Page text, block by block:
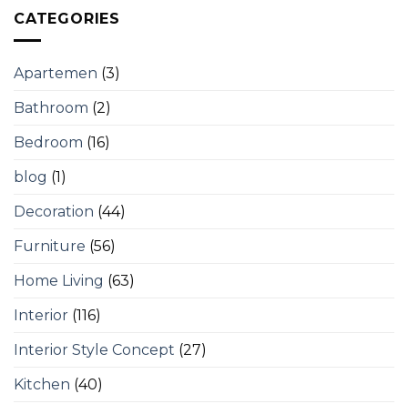
CATEGORIES
Apartemen (3)
Bathroom (2)
Bedroom (16)
blog (1)
Decoration (44)
Furniture (56)
Home Living (63)
Interior (116)
Interior Style Concept (27)
Kitchen (40)